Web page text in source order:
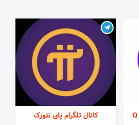
کانال تلگرام پای نتورک